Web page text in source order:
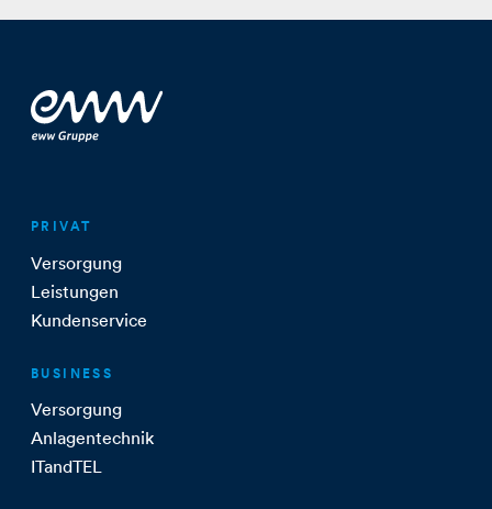
PRIVAT
Versorgung
Leistungen
Kundenservice
BUSINESS
Versorgung
Anlagentechnik
ITandTEL